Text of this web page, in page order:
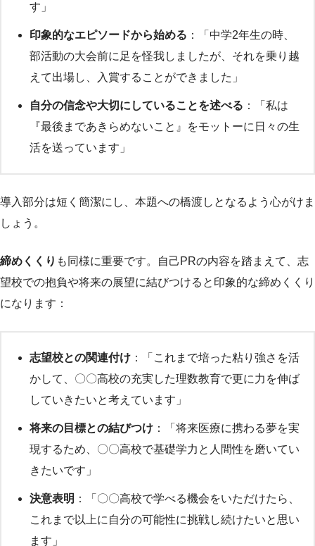
す」
印象的なエピソードから始める ：「中学2年生の時、
部活動の大会前に足を怪我しましたが、それを乗り越
えて出場し、入賞することができました」
自分の信念や大切にしていることを述べる ：「私は
『最後まであきらめないこと』をモットーに日々の生
活を送っています」
導入部分は短く簡潔にし、本題への橋渡しとなるよう心がけま
しょう。
締めくくり も同様に重要です。自己PRの内容を踏まえて、志
望校での抱負や将来の展望に結びつけると印象的な締めくくり
になります：
志望校との関連付け ：「これまで培った粘り強さを活
かして、〇〇高校の充実した理数教育で更に力を伸ば
していきたいと考えています」
将来の目標との結びつけ ：「将来医療に携わる夢を実
現するため、〇〇高校で基礎学力と人間性を磨いてい
きたいです」
決意表明 ：「〇〇高校で学べる機会をいただけたら、
これまで以上に自分の可能性に挑戦し続けたいと思い
ます」